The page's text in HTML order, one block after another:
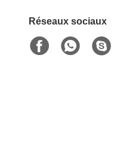
Réseaux sociaux